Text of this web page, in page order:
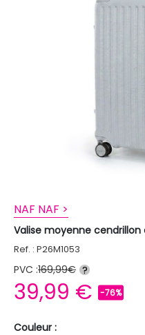
NAF NAF >
Valise moyenne cendrillon
Ref. : P26M1053
PVC :169,99€ ?
39,99 € -76%
Couleur :